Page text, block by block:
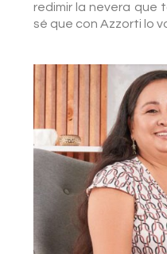
redimir la nevera que
sé que con Azzorti lo